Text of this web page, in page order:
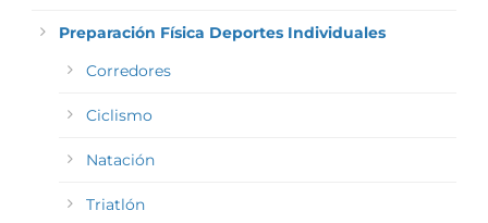
Preparación Física Deportes Individuales
Corredores
Ciclismo
Natación
Triatlón